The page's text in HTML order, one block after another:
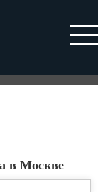
в Москве